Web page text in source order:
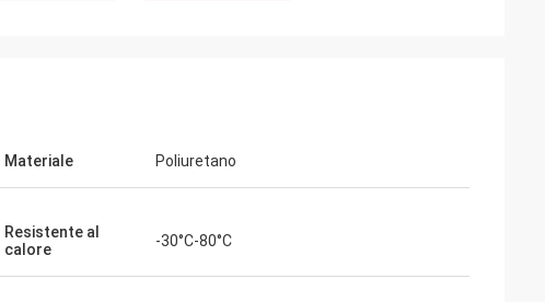
Materiale Poliuretano
Resistente al
calore
-30°C-80°C